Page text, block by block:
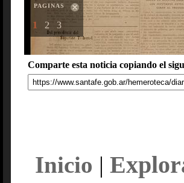
PAGINAS
1 2 3
Comparte esta noticia copiando el
Inicio |